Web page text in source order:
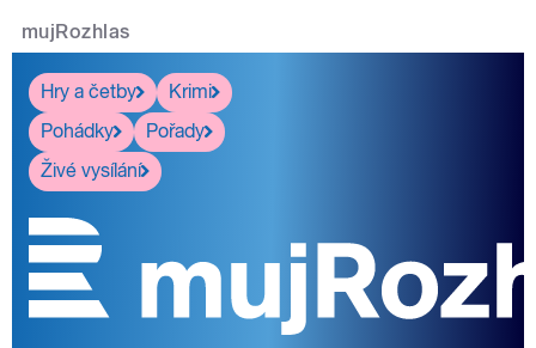
mujRozhlas
Hry a četby
Krimi
Pohádky
Pořady
Živé vysílání